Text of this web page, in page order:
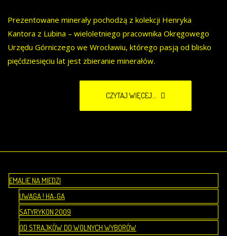
Prezentowane minerały pochodzą z kolekcji Henryka
Kantora z Lubina – wieloletniego pracownika Okręgowego
Urzędu Górniczego we Wrocławiu, którego pasją od blisko
pięćdziesięciu lat jest zbieranie minerałów.
CZYTAJ WIĘCEJ...
EMALIE NA MIEDZI
UWAGA ! HA-GA
SATYRYKON 2009
OD STRAJKÓW DO WOLNYCH WYBORÓW